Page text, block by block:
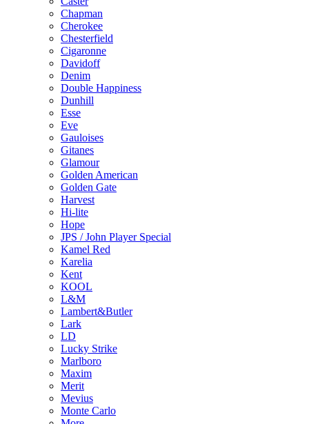
Chapman
Cherokee
Chesterfield
Cigaronne
Davidoff
Denim
Double Happiness
Dunhill
Esse
Eve
Gauloises
Gitanes
Glamour
Golden American
Golden Gate
Harvest
Hi-lite
Hope
JPS / John Player Special
Kamel Red
Karelia
Kent
KOOL
L&M
Lambert&Butler
Lark
LD
Lucky Strike
Marlboro
Maxim
Merit
Mevius
Monte Carlo